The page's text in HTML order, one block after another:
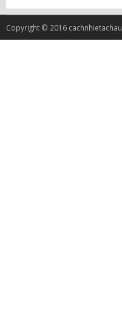
Copyright © 2016 cachnhietachau